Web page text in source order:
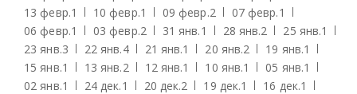
13 февр.1 10 февр.1 09 февр.2 07 февр.1
06 февр.1 03 февр.2 31 янв.1 28 янв.2 25 янв.1
23 янв.3 22 янв.4 21 янв.1 20 янв.2 19 янв.1
15 янв.1 13 янв.2 12 янв.1 10 янв.1 05 янв.1
02 янв.1 24 дек.1 20 дек.2 19 дек.1 16 дек.1